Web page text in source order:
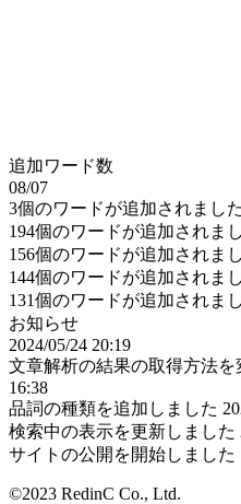
追加ワード数
08/07
3個のワードが追加されました
194個のワードが追加されまし
156個のワードが追加されまし
144個のワードが追加されまし
131個のワードが追加されまし
お知らせ
2024/05/24 20:19
文章解析の結果の取得方法を
16:38
品詞の種類を追加しました
検索中の表示を更新しました
サイトの公開を開始しました
©2023 RedinC Co., Ltd.